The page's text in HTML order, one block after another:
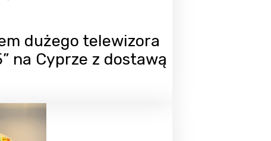
dużego telewizora
na Cyprze z dostawą